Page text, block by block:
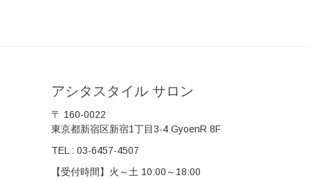
アシタスタイル サロン
〒 160-0022
東京都新宿区新宿1丁目3-4 GyoenR 8F
TEL : 03-6457-4507
【受付時間】火～土 10:00～18:00